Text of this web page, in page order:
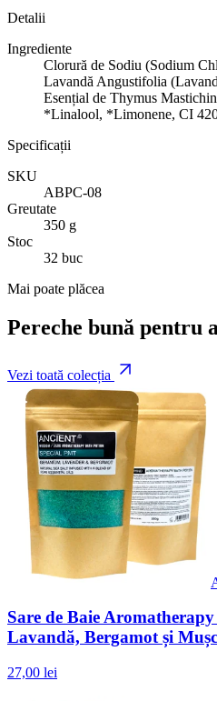
Detalii
Ingrediente
Clorură de Sodiu (Sodium
Lavandă Angustifolia
Esențial de Thymus
*Linalool, *Limonene, CI
Specificații
SKU
ABPC-08
Greutate
350 g
Stoc
32 buc
Mai poate plăcea
Pereche bună pentru
Vezi toată colecția
Sare de Baie
Lavandă, Bergamot și
27,00 lei